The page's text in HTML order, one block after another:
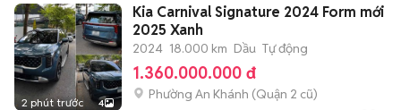
2 phút trước 4
Kia Carnival Signature 2024 Form mới
2025 Xanh
2024 18.000 km Dầu Tự động
1.360.000.000 đ
Phường An Khánh (Quận 2 cũ)